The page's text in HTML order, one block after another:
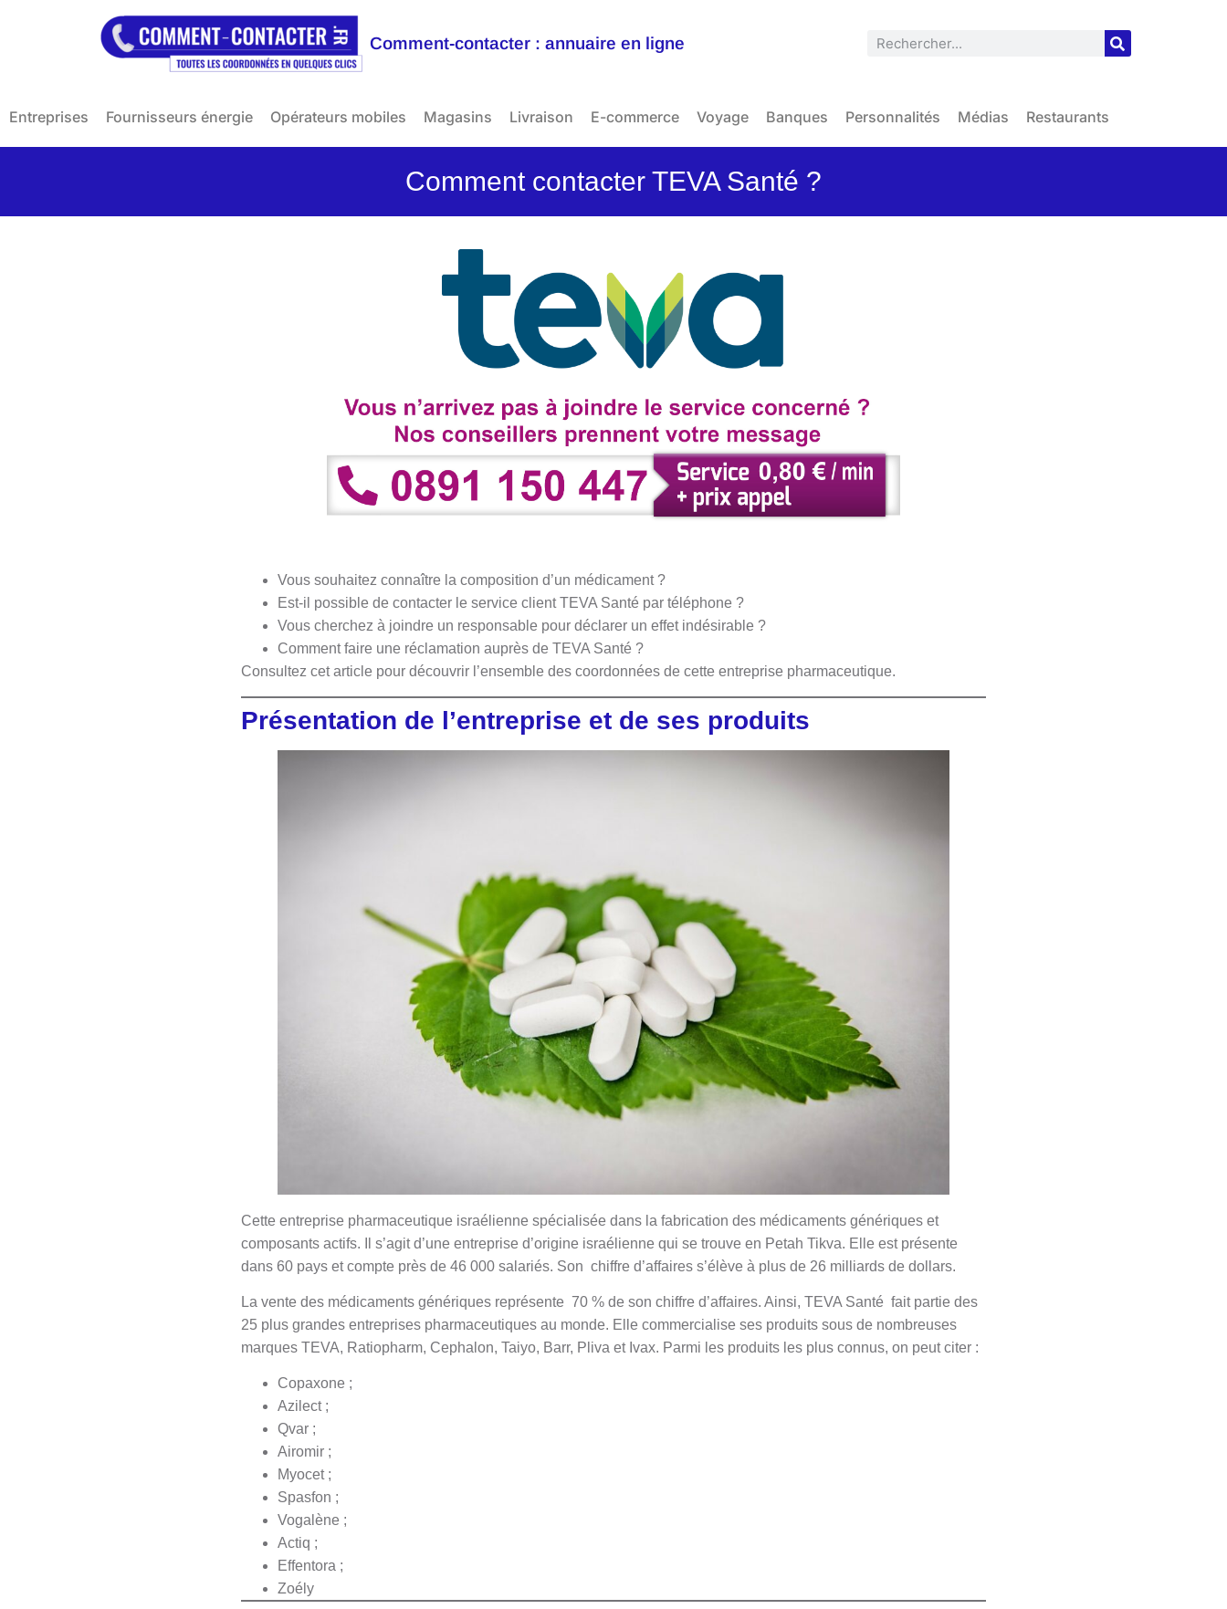
Comment-contacter : annuaire en ligne
Entreprises Fournisseurs énergie Opérateurs mobiles Magasins Livraison E-commerce Voyage Banques Personnalités Médias Restaurants
Comment contacter TEVA Santé ?
Vous souhaitez connaître la composition d’un médicament ?
Est-il possible de contacter le service client TEVA Santé par téléphone ?
Vous cherchez à joindre un responsable pour déclarer un effet indésirable ?
Comment faire une réclamation auprès de TEVA Santé ?
Consultez cet article pour découvrir l’ensemble des coordonnées de cette entreprise pharmaceutique.
Présentation de l’entreprise et de ses produits
Cette entreprise pharmaceutique israélienne spécialisée dans la fabrication des médicaments génériques et
composants actifs. Il s’agit d’une entreprise d’origine israélienne qui se trouve en Petah Tikva. Elle est présente
dans 60 pays et compte près de 46 000 salariés. Son chiffre d’affaires s’élève à plus de 26 milliards de dollars.
La vente des médicaments génériques représente 70 % de son chiffre d’affaires. Ainsi, TEVA Santé fait partie des
25 plus grandes entreprises pharmaceutiques au monde. Elle commercialise ses produits sous de nombreuses
marques TEVA, Ratiopharm, Cephalon, Taiyo, Barr, Pliva et Ivax. Parmi les produits les plus connus, on peut citer :
Copaxone ;
Azilect ;
Qvar ;
Airomir ;
Myocet ;
Spasfon ;
Vogalène ;
Actiq ;
Effentora ;
Zoély